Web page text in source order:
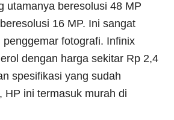
utamanya beresolusi 48 MP
16 MP. Ini sangat
fotografi. Infinix
dengan harga sekitar Rp 2,4
spesifikasi yang sudah
HP ini termasuk murah di